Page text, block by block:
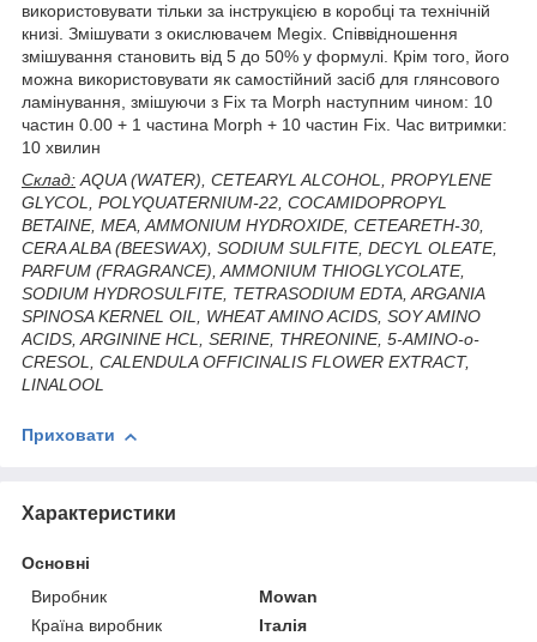
використовувати тільки за інструкцією в коробці та технічній
книзі. Змішувати з окислювачем Megix. Співвідношення
змішування становить від 5 до 50% у формулі. Крім того, його
можна використовувати як самостійний засіб для глянсового
ламінування, змішуючи з Fix та Morph наступним чином: 10
частин 0.00 + 1 частина Morph + 10 частин Fix. Час витримки:
10 хвилин
Склад:AQUA (WATER), CETEARYL ALCOHOL, PROPYLENE
GLYCOL, POLYQUATERNIUM-22, COCAMIDOPROPYL
BETAINE, MEA, AMMONIUM HYDROXIDE, CETEARETH-30,
CERA ALBA (BEESWAX), SODIUM SULFITE, DECYL OLEATE,
PARFUM (FRAGRANCE), AMMONIUM THIOGLYCOLATE,
SODIUM HYDROSULFITE, TETRASODIUM EDTA, ARGANIA
SPINOSA KERNEL OIL, WHEAT AMINO ACIDS, SOY AMINO
ACIDS, ARGININE HCL, SERINE, THREONINE, 5-AMINO-o-
CRESOL, CALENDULA OFFICINALIS FLOWER EXTRACT,
LINALOOL
Приховати
Характеристики
Основні
Виробник
Mowan
Країна виробник
Італія